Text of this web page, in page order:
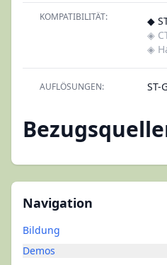
Navigation
Bildung
Demos
KOMPATIBILITÄT: ◆
◈
◈
AUFLÖSUNGEN: ST-